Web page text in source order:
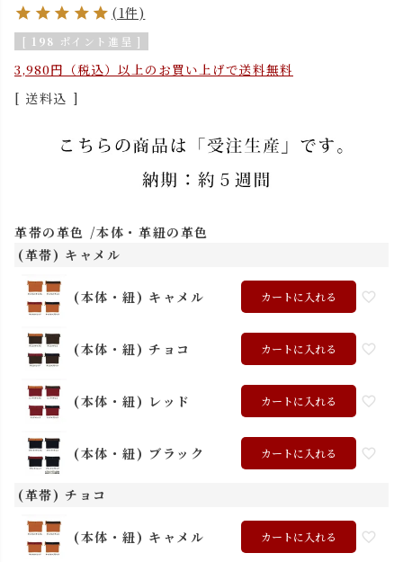
(1件)
[ 198 ポイント進呈 ]
3,980円（税込）以上のお買い上げで送料無料
送料込
革帯の革色
本体・革紐の革色
(革帯) キャメル
(本体・紐) キャメル カートに入れる
(本体・紐) チョコ カートに入れる
(本体・紐) レッド カートに入れる
(本体・紐) ブラック カートに入れる
(革帯) チョコ
(本体・紐) キャメル カートに入れる